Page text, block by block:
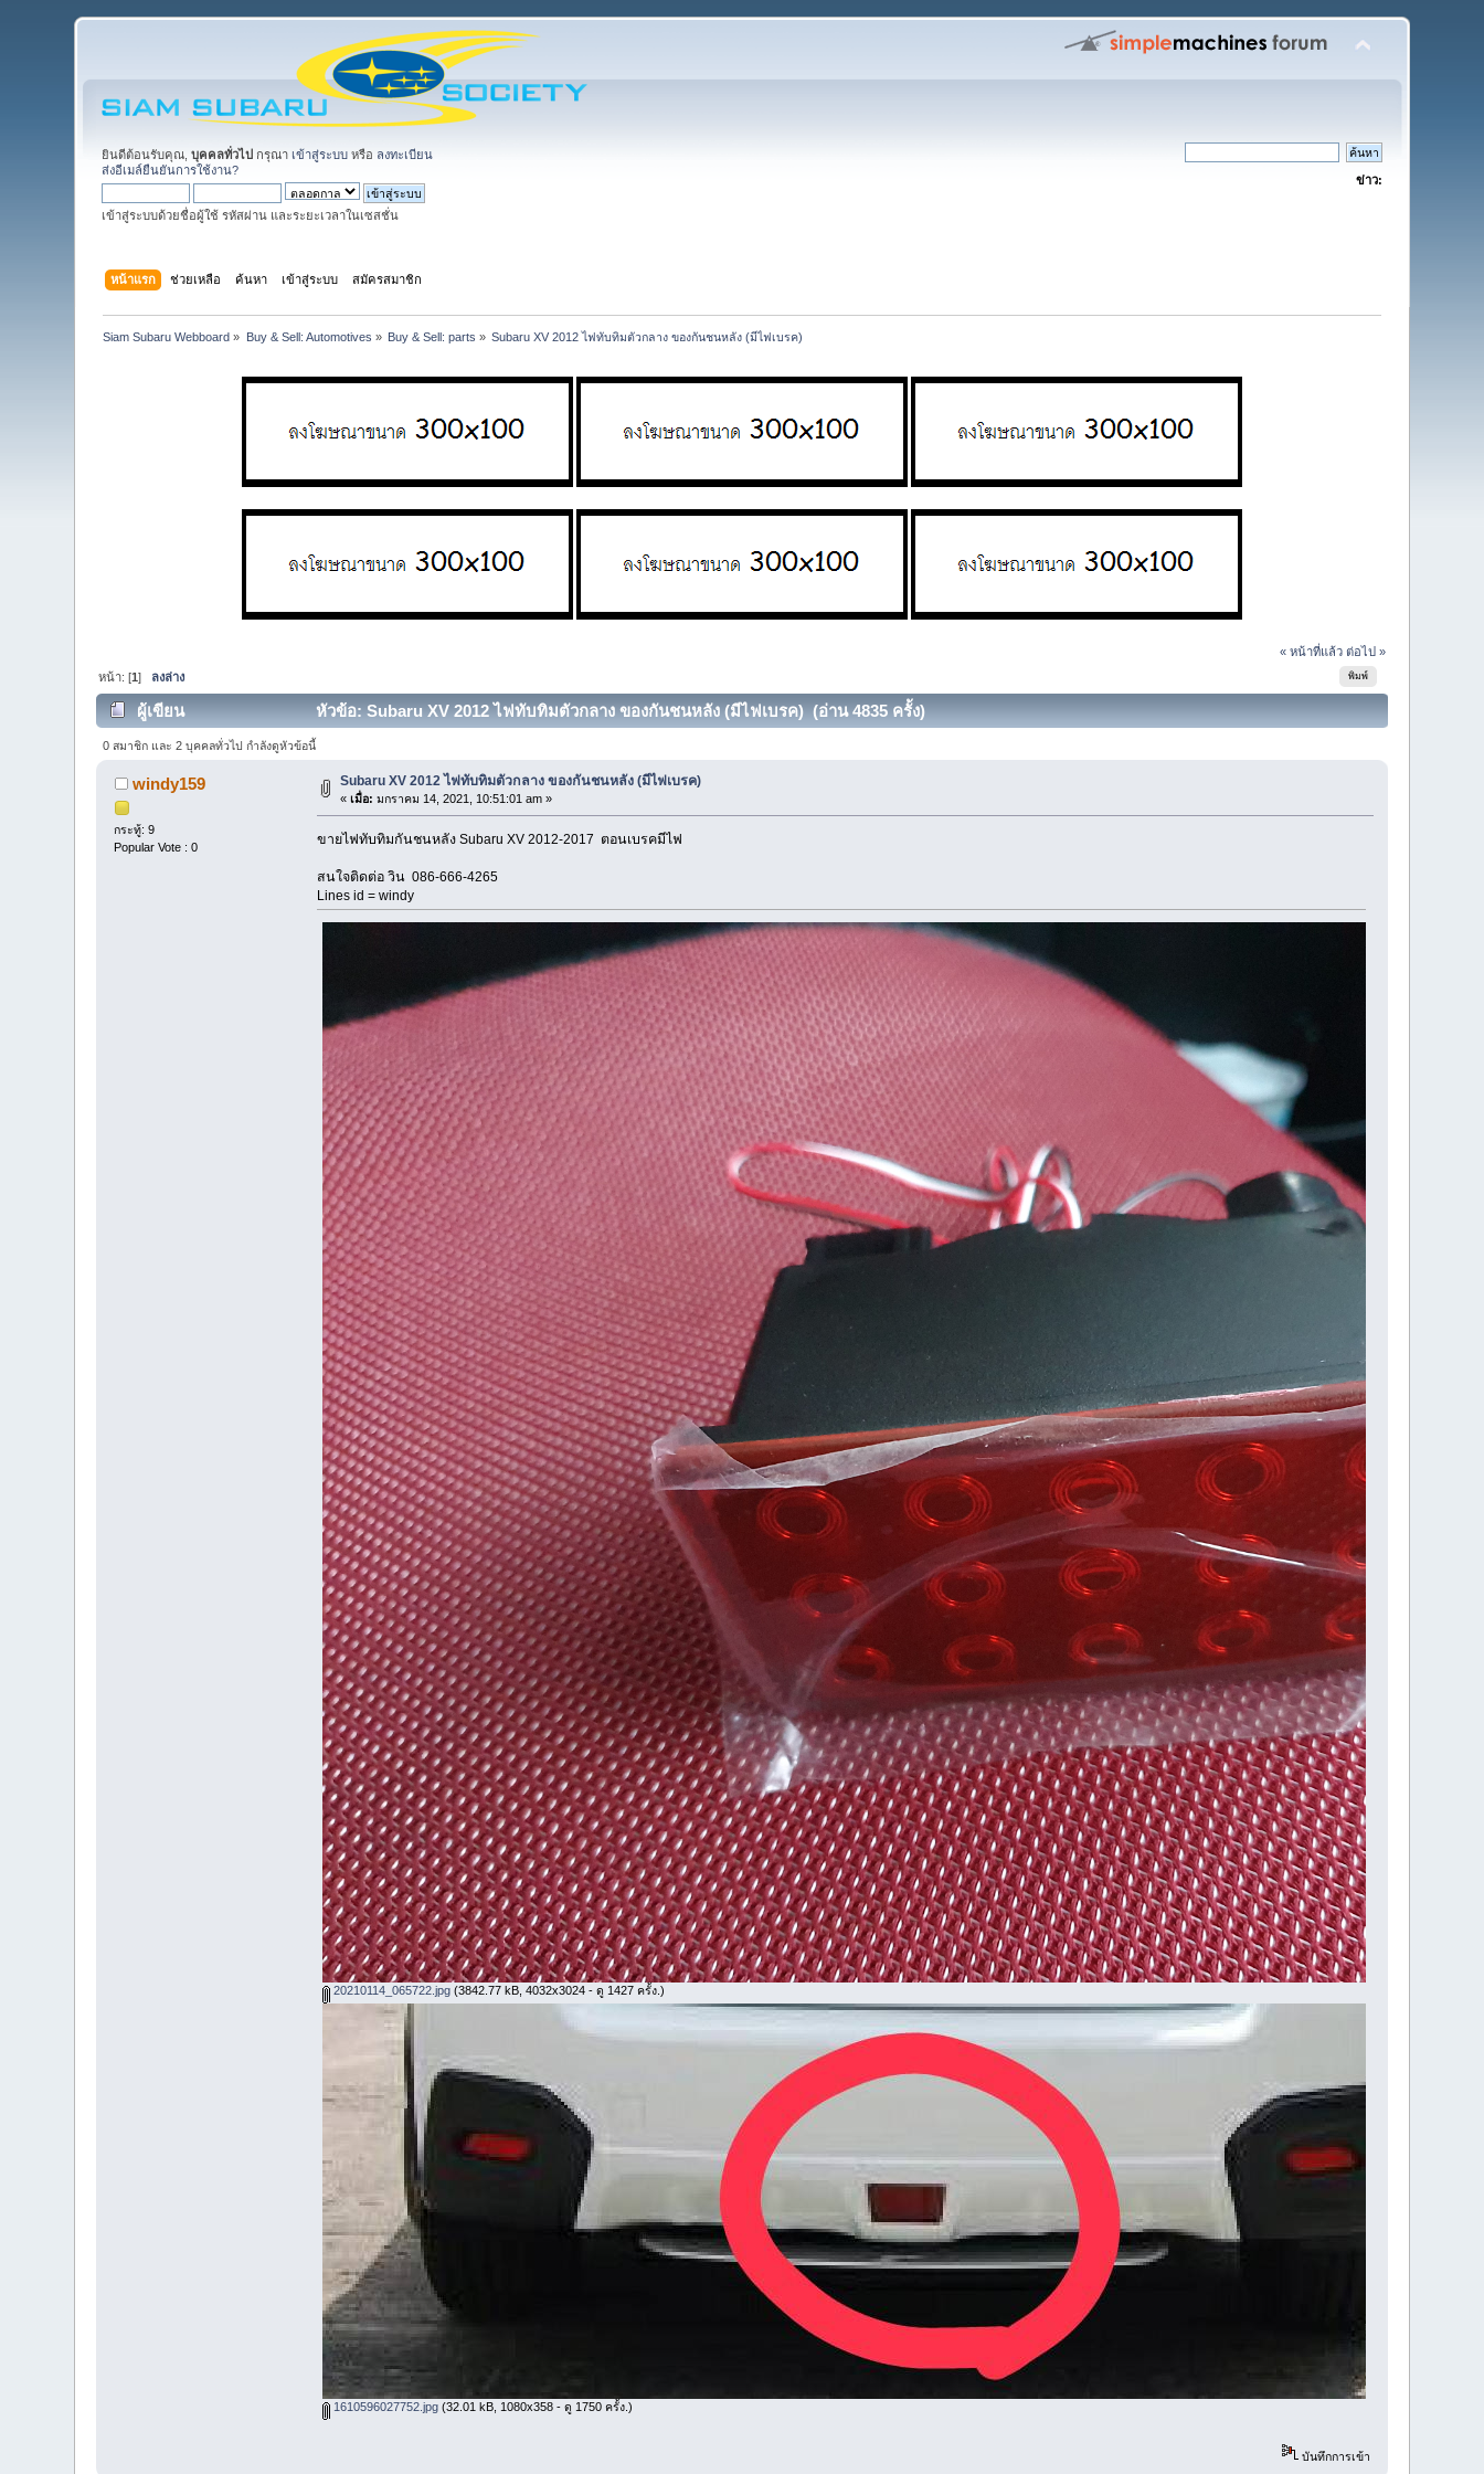
ยินดีต้อนรับคุณ,บุคคลทั่วไป กรุณา เข้าสู่ระบบ หรือ ลงทะเบียน
ส่งอีเมล์ยืนยันการใช้งาน?
เข้าสู่ระบบด้วยชื่อผู้ใช้ รหัสผ่าน และระยะเวลาในเซสชั่น
ข่าว:
หน้าแรก ช่วยเหลือ ค้นหา เข้าสู่ระบบ สมัครสมาชิก
Siam Subaru Webboard » Buy & Sell: Automotives » Buy & Sell: parts » Subaru XV 2012 ไฟทับทิมตัวกลาง ของกันชนหลัง (มีไฟเบรค)
« หน้าที่แล้ว ต่อไป »
พิมพ์
หน้า: [1] ลงล่าง
ผู้เขียน หัวข้อ: Subaru XV 2012 ไฟทับทิมตัวกลาง ของกันชนหลัง (มีไฟเบรค) (อ่าน 4835 ครั้ง)
0 สมาชิก และ 2 บุคคลทั่วไป กำลังดูหัวข้อนี้
windy159
กระทู้: 9
Popular Vote : 0
Subaru XV 2012 ไฟทับทิมตัวกลาง ของกันชนหลัง (มีไฟเบรค)
«เมื่อ: มกราคม 14, 2021, 10:51:01 am »
ขายไฟทับทิมกันชนหลัง Subaru XV 2012-2017 ตอนเบรคมีไฟ
สนใจติดต่อ วิน 086-666-4265
Lines id = windy
20210114_065722.jpg (3842.77 kB, 4032x3024 - ดู 1427 ครั้ง.)
1610596027752.jpg (32.01 kB, 1080x358 - ดู 1750 ครั้ง.)
บันทึกการเข้า